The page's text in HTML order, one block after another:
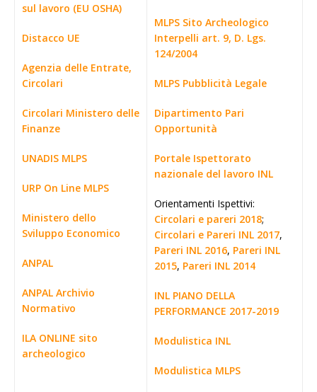
sul lavoro (EU OSHA)
Distacco UE
Agenzia delle Entrate,
Circolari
Circolari Ministero delle
Finanze
UNADIS MLPS
URP On Line MLPS
Ministero dello
Sviluppo Economico
ANPAL
ANPAL Archivio
Normativo
ILA ONLINE sito
archeologico
MLPS Sito Archeologico
Interpelli art. 9, D. Lgs.
124/2004
MLPS Pubblicità Legale
Dipartimento Pari
Opportunità
Portale Ispettorato
nazionale del lavoro INL
Orientamenti Ispettivi:
Circolari e pareri 2018;
Circolari e Pareri INL 2017,
Pareri INL 2016, Pareri INL
2015, Pareri INL 2014
INL PIANO DELLA
PERFORMANCE 2017-2019
Modulistica INL
Modulistica MLPS